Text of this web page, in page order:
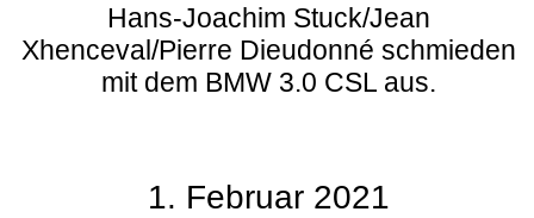
Hans-Joachim Stuck/Jean
Xhenceval/Pierre Dieudonné schmieden
mit dem BMW 3.0 CSL aus.
1. Februar 2021